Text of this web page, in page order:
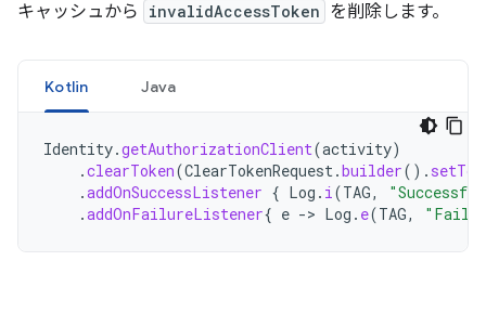
キャッシュから
invalidAccessToken を削除します。
Kotlin Java
Identity.getAuthorizationClient(activity)
.clearToken(ClearTokenRequest.builder().
.addOnSuccessListener { Log . i(TAG,
.addOnFailureListener{ e -> Log . e(TAG,